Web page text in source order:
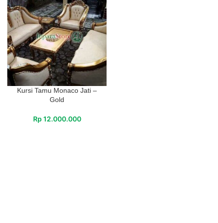
Kursi Tamu Monaco Jati –
Gold
Rp 12.000.000